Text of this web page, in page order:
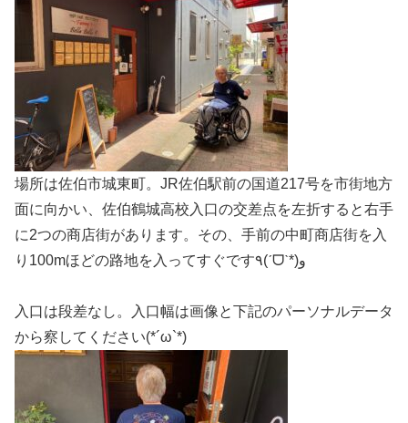
場所は佐伯市城東町。JR佐伯駅前の国道217号を市街地方
面に向かい、佐伯鶴城高校入口の交差点を左折すると右手
に2つの商店街があります。その、手前の中町商店街を入
り100mほどの路地を入ってすぐです٩(ˊᗜˋ*)و
入口は段差なし。入口幅は画像と下記のパーソナルデータ
から察してください(*´ω`*)